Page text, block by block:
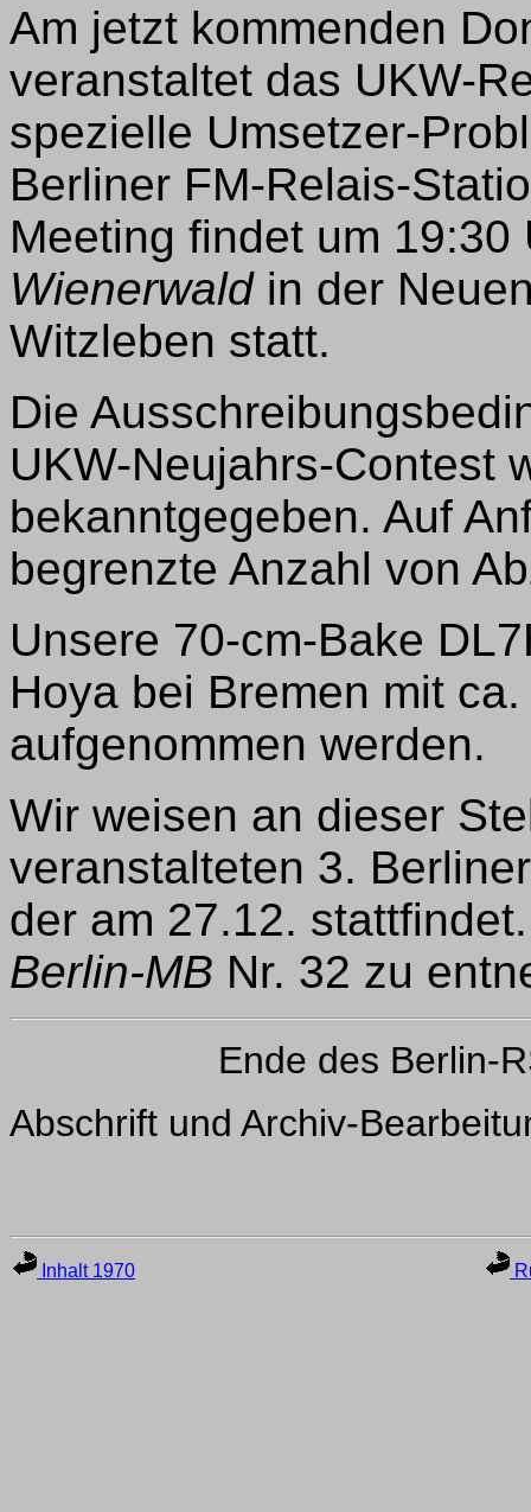
Am jetzt kommenden
veranstaltet das UKW-
spezielle Umsetzer-
Berliner FM-Relais-
Meeting findet um 19:30
Wienerwaldin der
Witzleben statt.
Die
UKW-Neujahrs-Contest
bekanntgegeben. Auf
begrenzte Anzahl von
Unsere 70-cm-Bake
Hoya bei Bremen mit
aufgenommen werden.
Wir weisen an dieser
veranstalteten 3.
der am 27.12.
Berlin-MB Nr. 32 zu
Ende des Berlin-
Abschrift und Archiv-
Inhalt 1970